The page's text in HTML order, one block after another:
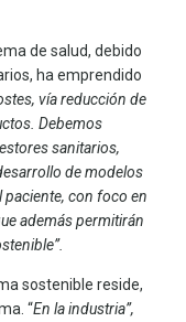
de salud, debido
ha emprendido
vía reducción de
Debemos
sanitarios,
de modelos
paciente, con foco en
además permitirán
sostenible reside,
“En la industria”,